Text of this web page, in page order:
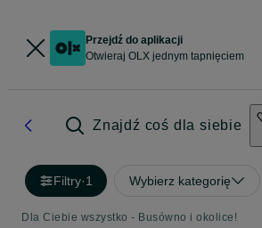
Przejdź do aplikacji
Otwieraj OLX jednym tapnięciem
Znajdź coś dla siebie
Filtry·1 Wybierz kategorię
Dla Ciebie wszystko - Busówno i okolice!